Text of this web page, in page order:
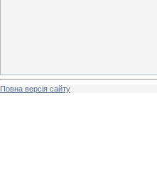
Повна версія сайту